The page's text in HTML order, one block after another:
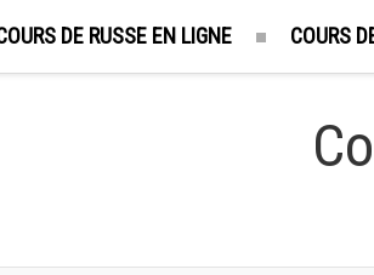
DE RUSSE EN LIGNE COURS